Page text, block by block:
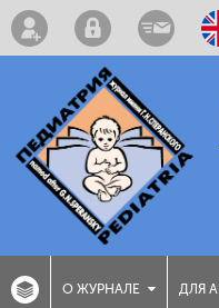
О ЖУРНАЛЕ ДЛЯ